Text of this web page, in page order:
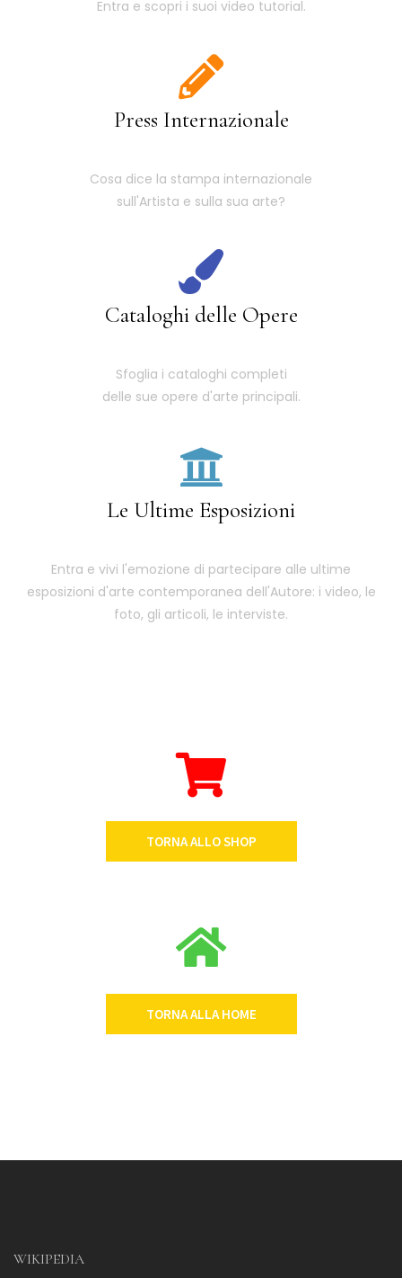
Entra e scopri i suoi video tutorial.
Press Internazionale
Cosa dice la stampa internazionale
sull'Artista e sulla sua arte?
Cataloghi delle Opere
Sfoglia i cataloghi completi
delle sue opere d'arte principali.
Le Ultime Esposizioni
Entra e vivi l'emozione di partecipare alle ultime
esposizioni d'arte contemporanea dell'Autore: i video, le
foto, gli articoli, le interviste.
TORNA ALLO SHOP
TORNA ALLA HOME
WIKIPEDIA